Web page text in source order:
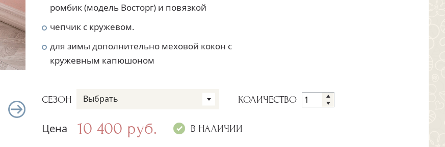
ромбик (модель Восторг) и повязкой
чепчик с кружевом.
для зимы дополнительно меховой кокон с
кружевным капюшоном
СЕЗОН Выбрать КОЛИЧЕСТВО
Цена 10 400 руб. В НАЛИЧИИ